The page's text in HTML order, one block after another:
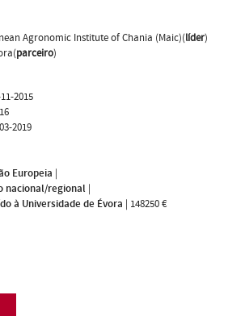
Agronomic Institute of Chania (Maic)(líder)
parceiro)
2015
2019
Europeia |
nacional/regional |
à Universidade de Évora | 148250 €